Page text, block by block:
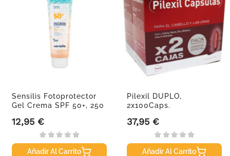
Sensilis Fotoprotector
Gel Crema SPF 50+, 250
Precio
12,95 €
Añadir Al Carrito
Pilexil DUPLO,
2x100Caps.
Precio
37,95 €
Añadir Al Carrito